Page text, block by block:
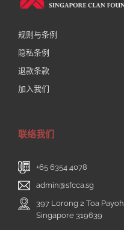
规则与条例
隐私条例
退款条款
加入我们
联络我们
+65 6354 4078
admin@sfcca.sg
397 Lorong 2 Toa Payoh
Singapore 319639